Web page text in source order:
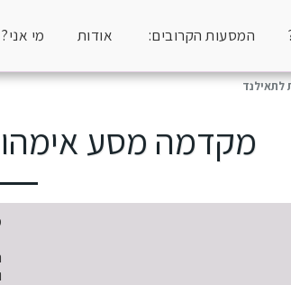
המסעות הקרובים: אודות מי אני?
לתאילנד
מקדמה מסע